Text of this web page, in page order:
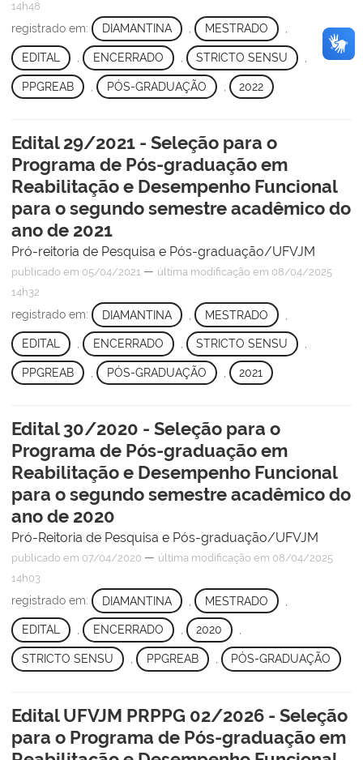
14h48
registrado em: DIAMANTINA , MESTRADO ,
EDITAL ENCERRADO STRICTO SENSU
PPGREAB PÓS-GRADUAÇÃO 2022
Edital 29/2021 - Seleção para o
Programa de Pós-graduação em
Reabilitação e Desempenho Funcional
para o segundo semestre acadêmico do
ano de 2021
Pró-reitoria de Pesquisa e Pós-graduação/UFVJM
publicado em 05/04/2021 — última modificação em 08/04/2025
14h32
registrado em: DIAMANTINA MESTRADO
EDITAL , ENCERRADO , STRICTO SENSU ,
PPGREAB PÓS-GRADUAÇÃO 2021
Edital 30/2020 - Seleção para o
Programa de Pós-graduação em
Reabilitação e Desempenho Funcional
para o segundo semestre acadêmico do
ano de 2020
Pró-Reitoria de Pesquisa e Pós-graduação/UFVJM
publicado em 07/04/2020 — última modificação em 08/04/2025
14h03
registrado em: DIAMANTINA MESTRADO
EDITAL , ENCERRADO , 2020 ,
STRICTO SENSU PPGREAB PÓS-GRADUAÇÃO
Edital UFVJM PRPPG 02/2026 - Seleção
para o Programa de Pós-graduação em